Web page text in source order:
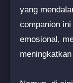
yang
companion
emosional,